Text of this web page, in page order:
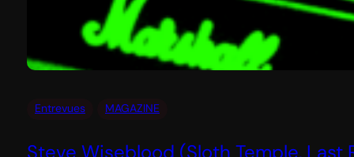
Entrevues MAGAZINE
Steve Wiseblood (Sloth Temple, Last